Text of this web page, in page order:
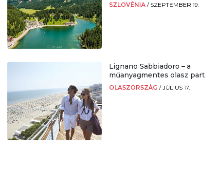
SZLOVÉNIA / SZEPTEMBER 19.
Lignano Sabbiadoro – a
műanyagmentes olasz part
OLASZORSZÁG /JÚLIUS 17.